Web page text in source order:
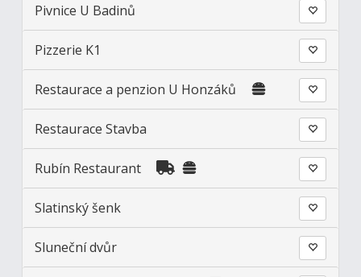
Pivnice U Badinů
Pizzerie K1
Restaurace a penzion U Honzáků
Restaurace Stavba
Rubín Restaurant
Slatinský šenk
Sluneční dvůr